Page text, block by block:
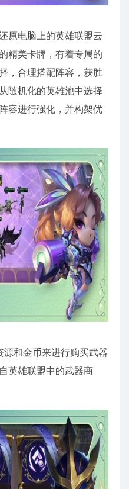
原电脑上的英雄联盟云
精美卡牌，有着专属的
，合理搭配阵容，获胜
随机化的英雄池中选择
容进行强化，并构架优
和金币来进行购买武器
英雄联盟中的武器商